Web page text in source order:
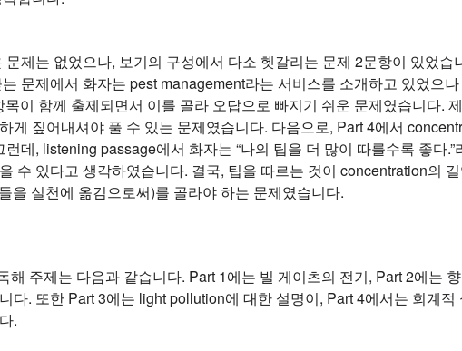
제는 없었으나, 보기의 구성에서 다소 헷갈리는 문제 2문항이 있었습
문제에서 화자는 pest management라는 서비스를 소개하고 있었으
이 함께 출제되면서 이를 골라 오답으로 빠지기 쉬운 문제였습니다.
게 짚어내셔야 풀 수 있는 문제였습니다. 다음으로, Part 4에서
데, listening passage에서 화자는 “나의 팁을 더 많이 따를수록 좋다
수 있다고 생각하였습니다. 결국, 팁을 따르는 것이 concentration의
을 실천에 옮김으로써)를 골라야 하는 문제였습니다.
해 주제는 다음과 같습니다. Part 1에는 빌 게이츠의 전기, Part 2에는
다. 또한 Part 3에는 light pollution에 대한 설명이, Part 4에서는 회계
.